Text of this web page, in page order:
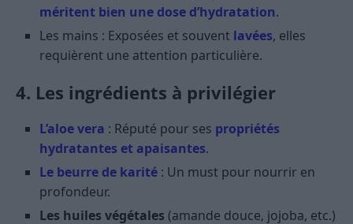
méritent bien une dose d’hydratation.
Les mains : Exposées et souvent lavées, elles
requièrent une attention particulière.
4. Les ingrédients à privilégier
L’aloe vera : Réputé pour ses propriétés
hydratantes et apaisantes.
Le beurre de karité : Un must pour nourrir en
profondeur.
Les huiles végétales (amande douce, jojoba, etc.)